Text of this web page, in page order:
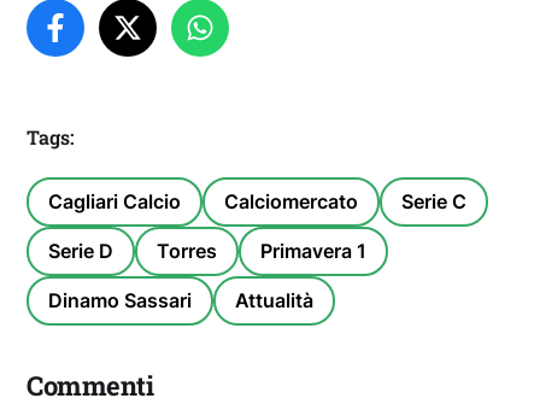
Tags:
Cagliari Calcio Calciomercato Serie C
Serie D Torres Primavera 1
Dinamo Sassari Attualità
Commenti